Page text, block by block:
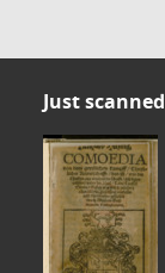
Just scanned